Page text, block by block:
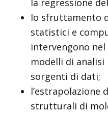
la regressione
lo sfruttamento
statistici e
intervengono
modelli di
sorgenti di dati;
l’estrapolazione
strutturali di